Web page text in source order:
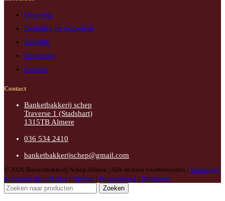
Over ons
Bestellen en bezorgen
Zakelijk
Vacatures
Contact
Contact
Banketbakkerij schep
Traverse 1 (Stadshart)
1315TB Almere
036 534 2410
banketbakkerijschep@gmail.com
© 2026 Banketbakkerij Schep Almere | Alle rechten voorbehouden | Webdesign
en hosting door Madoo | Sitemap | Privacybeleid | Disclaimer
Zoeken